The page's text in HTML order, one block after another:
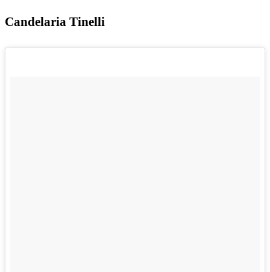
Candelaria Tinelli